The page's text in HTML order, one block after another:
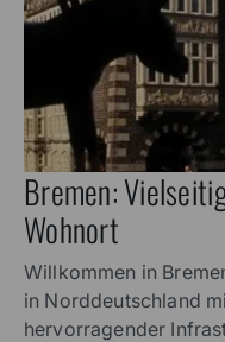
Bremen:
Wohnort
Willkommen in
in Norddeutschland
hervorragender